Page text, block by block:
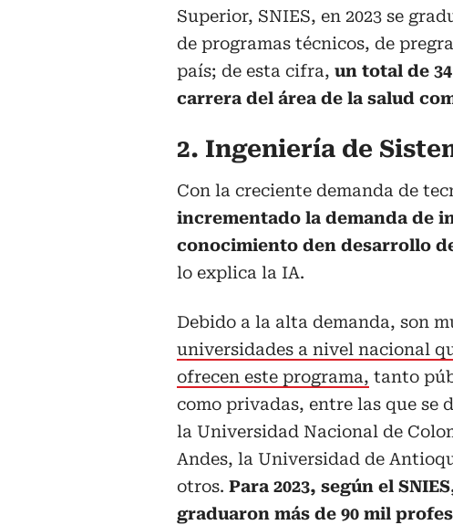
Superior, SNIES, en 2023 se
de programas técnicos, de
país; de esta cifra, un total de
carrera del área de la salud
2. Ingeniería de
Con la creciente demanda de
incrementado la demanda de
conocimiento den desarrollo
lo explica la IA.
Debido a la alta demanda, son
universidades a nivel nacional
ofrecen este programa, tanto
como privadas, entre las que se
la Universidad Nacional de
Andes, la Universidad de
otros. Para 2023, según el
graduaron más de 90 mil